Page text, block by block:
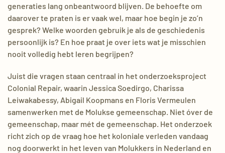
generaties lang onbeantwoord blijven. De behoefte om
daarover te praten is er vaak wel, maar hoe begin je zo’n
gesprek? Welke woorden gebruik je als de geschiedenis
persoonlijk is? En hoe praat je over iets wat je misschien
nooit volledig hebt leren begrijpen?
Juist die vragen staan centraal in het onderzoeksproject
Colonial Repair, waarin Jessica Soedirgo, Charissa
Leiwakabessy, Abigail Koopmans en Floris Vermeulen
samenwerken met de Molukse gemeenschap. Niet óver de
gemeenschap, maar mét de gemeenschap. Het onderzoek
richt zich op de vraag hoe het koloniale verleden vandaag
nog doorwerkt in het leven van Molukkers in Nederland en